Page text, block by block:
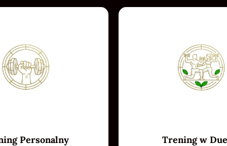
Personalny Trening w